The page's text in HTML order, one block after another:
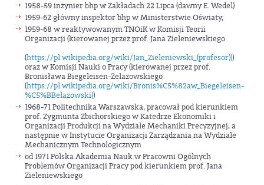
1958-59 inżynier bhp w Zakładach 22 Lipca (dawny E. Wedel)
1959-62 główny inspektor bhp w Ministerstwie Oświaty,
1959-68 w reaktywowanym TNOiK w Komisji Teorii
Organizacji (kierowanej przez prof. Jana Zieleniewskiego
(https://pl.wikipedia.org/wiki/Jan_Zieleniewski_(profesor)))
oraz w Komisji Nauki o Pracy (kierowanej przez prof.
Bronisława Biegeleisen-Żelazowskiego
(https://pl.wikipedia.org/wiki/Bronis%C5%82aw_Biegeleisen-
%C5%BBelazowski))
1968-71 Politechnika Warszawska, pracował pod kierunkiem
prof. Zygmunta Zbichorskiego w Katedrze Ekonomiki i
Organizacji Produkcji na Wydziale Mechaniki Precyzyjnej, a
następnie w Instytucie Organizacji Zarządzania na Wydziale
Mechanicznym Technologicznym
od 1971 Polska Akademia Nauk w Pracowni Ogólnych
Problemów Organizacji Pracy pod kierunkiem prof. Jana
Zieleniewskiego